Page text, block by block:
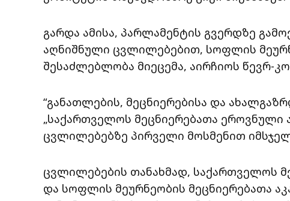
გარდა ამისა, პარლამენტის გვერდზე
აღნიშნული ცვლილებებით, სოფლის
შესაძლებლობა მიეცემა, აირჩიოს წევრ-
“განათლების, მეცნიერებისა და
„საქართველოს მეცნიერებათა ეროვნული
ცვლილებებზე პირველი მოსმენით
ცვლილებების თანახმად, საქართველოს
და სოფლის მეურნეობის მეცნიერებათა